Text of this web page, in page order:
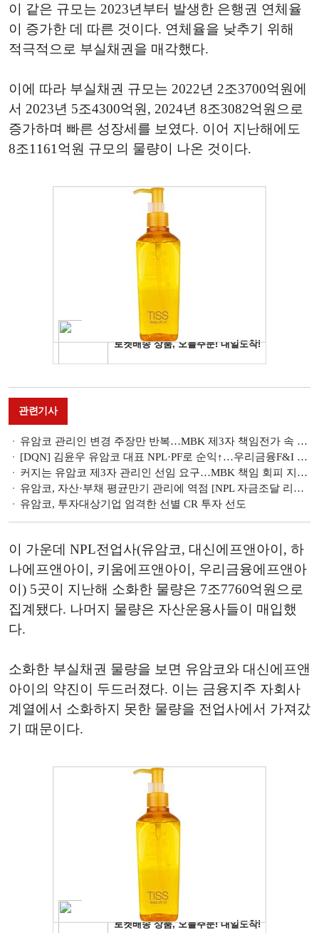
이 같은 규모는 2023년부터 발생한 은행권 연체율
이 증가한 데 따른 것이다. 연체율을 낮추기 위해
적극적으로 부실채권을 매각했다.
이에 따라 부실채권 규모는 2022년 2조3700억원에
서 2023년 5조4300억원, 2024년 8조3082억원으로
증가하며 빠른 성장세를 보였다. 이어 지난해에도
8조1161억원 규모의 물량이 나온 것이다.
관련기사
유암코 관리인 변경 주장만 반복…MBK 제3자 책임전가 속 직원 피해만 가중 [홈플러스 리스크 불똥 튄 유암코]
[DQN] 김윤우 유암코 대표 NPL·PF로 순익↑…우리금융F&I 충당금 급증에 적자 전환 [금융사 2026 1분기 리그테이블]
커지는 유암코 제3자 관리인 선임 요구…MBK 책임 회피 지적 잇따라 [홈플러스 리스크 불똥 튄 유암코]
유암코, 자산·부채 평균만기 관리에 역점 [NPL 자금조달 리포트]
유암코, 투자대상기업 엄격한 선별 CR 투자 선도
이 가운데 NPL전업사(유암코, 대신에프앤아이, 하
나에프앤아이, 키움에프앤아이, 우리금융에프앤아
이) 5곳이 지난해 소화한 물량은 7조7760억원으로
집계됐다. 나머지 물량은 자산운용사들이 매입했
다.
소화한 부실채권 물량을 보면 유암코와 대신에프앤
아이의 약진이 두드러졌다. 이는 금융지주 자회사
계열에서 소화하지 못한 물량을 전업사에서 가져갔
기 때문이다.